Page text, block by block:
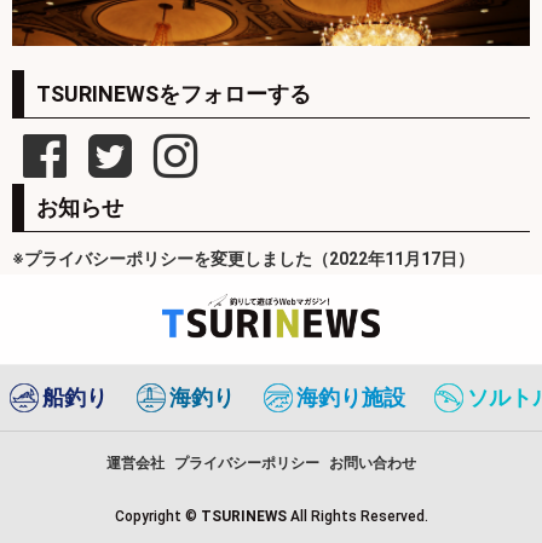
TSURINEWSをフォローする
お知らせ
※プライバシーポリシーを変更しました（2022年11月17日）
船釣り 海釣り 海釣り施設 ソルト
運営会社 プライバシーポリシー お問い合わせ
Copyright © TSURINEWS All Rights Reserved.